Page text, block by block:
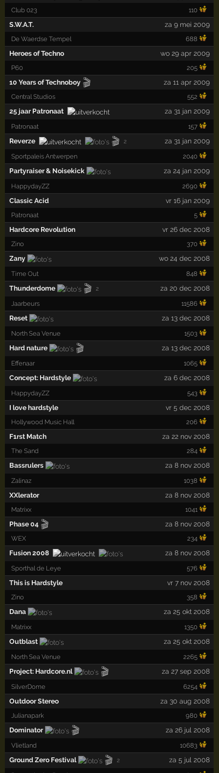
Club 023 110
S.W.A.T. za 9 mei 2009
De Waerdse Tempel 688
Heroes of Techno wo 29 apr 2009
P60 205
10 Years of Technoboy 🎬 za 11 apr 2009
Central Studios 552
25 jaar Patronaat za 31 jan 2009
Patronaat 157
Reverze 🎬 2 za 31 jan 2009
Sportpaleis Antwerpen 2040
Partyraiser & Noisekick za 24 jan 2009
HappydayZZ 2690
Classic Acid vr 16 jan 2009
Patronaat 5
Hardcore Revolution vr 26 dec 2008
Zino 370
Zany wo 24 dec 2008
Time Out 848
Thunderdome 🎬 2 za 20 dec 2008
Jaarbeurs 11586
Reset za 13 dec 2008
North Sea Venue 1503
Hard nature 🎬 za 13 dec 2008
Effenaar 1065
Concept: Hardstyle za 6 dec 2008
HappydayZZ 543
I love hardstyle vr 5 dec 2008
Hollywood Music Hall 206
F1rst Match za 22 nov 2008
The Sand 284
Bassrulers za 8 nov 2008
Zalinaz 1038
XXlerator za 8 nov 2008
Matrixx 1041
Phase 04 🎬 za 8 nov 2008
WEX 234
Fusion 2008 za 8 nov 2008
Sporthal de Leye 576
This is Hardstyle vr 7 nov 2008
Zino 358
Dana za 25 okt 2008
Matrixx 1350
Outblast za 25 okt 2008
North Sea Venue 2265
Project: Hardcore.nl 🎬 za 27 sep 2008
SilverDome 6254
Outdoor Stereo za 30 aug 2008
Julianapark 980
Dominator 🎬 za 26 jul 2008
Vlietland 10683
Ground Zero Festival 🎬 2 za 5 jul 2008